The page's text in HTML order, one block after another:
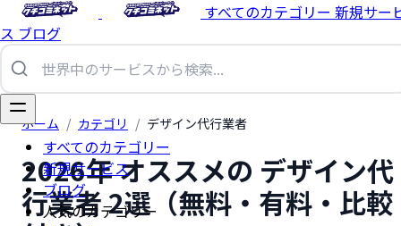
すべてのカテゴリー 新規サー
ス ブログ
すべてのカテゴリー
新規サービス
ブログ
人気のカテゴリー
ホーム / カテゴリ / デザイン代行業者
2026年 オススメの デザイン代
行業者 2選（無料・有料・比較